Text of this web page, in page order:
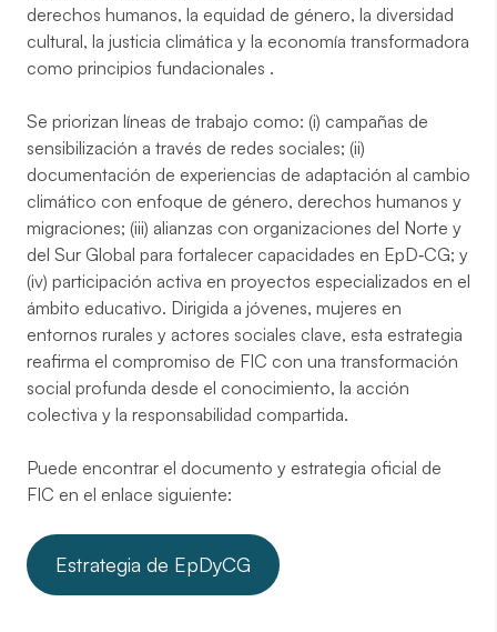
derechos humanos, la equidad de género, la diversidad
cultural, la justicia climática y la economía transformadora
como principios fundacionales .
Se priorizan líneas de trabajo como: (i) campañas de
sensibilización a través de redes sociales; (ii)
documentación de experiencias de adaptación al cambio
climático con enfoque de género, derechos humanos y
migraciones; (iii) alianzas con organizaciones del Norte y
del Sur Global para fortalecer capacidades en EpD‑CG; y
(iv) participación activa en proyectos especializados en el
ámbito educativo. Dirigida a jóvenes, mujeres en
entornos rurales y actores sociales clave, esta estrategia
reafirma el compromiso de FIC con una transformación
social profunda desde el conocimiento, la acción
colectiva y la responsabilidad compartida.
Puede encontrar el documento y estrategia oficial de
FIC en el enlace siguiente:
Estrategia de EpDyCG